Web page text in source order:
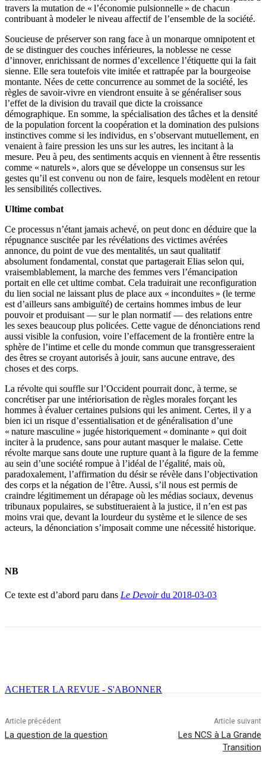
travers la mutation de « l’économie pulsionnelle » de chacun
contribuant à modeler le niveau affectif de l’ensemble de la société.
Soucieuse de préserver son rang face à un monarque omnipotent et
de se distinguer des couches inférieures, la noblesse ne cesse
d’innover, enrichissant de normes d’excellence l’étiquette qui la fait
sienne. Elle sera toutefois vite imitée et rattrapée par la bourgeoise
montante. Nées de cette concurrence au sommet de la société, les
règles de savoir-vivre en viendront ensuite à se généraliser sous
l’effet de la division du travail que dicte la croissance
démographique. En somme, la spécialisation des tâches et la densité
de la population forcent la coopération et la domination des pulsions
instinctives comme si les individus, en s’observant mutuellement, en
venaient à faire pression les uns sur les autres, les incitant à la
mesure. Peu à peu, des sentiments acquis en viennent à être ressentis
comme « naturels », alors que se développe un consensus sur les
gestes qu’il est convenu ou non de faire, lesquels modèlent en retour
les sensibilités collectives.
Ultime combat
Ce processus n’étant jamais achevé, on peut donc en déduire que la
répugnance suscitée par les révélations des victimes avérées
annonce, du point de vue des mentalités, un saut qualitatif
absolument fondamental, constat que partagerait Elias selon qui,
vraisemblablement, la marche des femmes vers l’émancipation
portait en elle cet ultime combat. Cela traduirait une reconfiguration
du lien social ne laissant plus de place aux « inconduites » (le terme
est d’ailleurs sans ambiguïté) de certains hommes imbus de leur
pouvoir et produisant — sur le plan normatif — des relations entre
les sexes beaucoup plus policées. Cette vague de dénonciations rend
aussi visible la confusion, voire l’effacement de la frontière entre la
sphère de l’intime et celle du monde commun que transgresseraient
des êtres se croyant autorisés à jouir, sans aucune entrave, des
choses et des corps.
La révolte qui souffle sur l’Occident pourrait donc, à terme, se
concrétiser par une intériorisation de règles morales forçant les
hommes à évaluer certaines pulsions qui les animent. Certes, il y a
bien ici un risque d’essentialisation et de généralisation d’une
« nature masculine » jugée historiquement « dominante » qui doit
inciter à la prudence, sans pour autant masquer le malaise. Cette
révolte marque sans doute une rupture quant à la figure de la femme
au sein d’une société rompue à l’idéal de l’égalité, mais où,
paradoxalement, l’affirmation du désir se révèle dans l’objectivation
des corps et la négation de l’être. Aussi, s’il nous est permis de
craindre légitimement un dérapage où les médias sociaux, devenus
tribunaux populaires, se substitueraient à la justice, il n’en est pas
moins vrai que, devant la lourdeur du système et le silence de ses
acteurs, la dénonciation s’imposait comme une nécessité historique.
NB
Ce texte est d’abord paru dans Le Devoirdu 2018-03-03
ACHETER LA REVUE - S'ABONNER
Article précédent
La question de la question
Article suivant
Les NCS à La Grande
Transition